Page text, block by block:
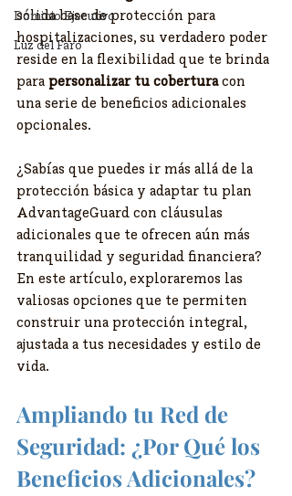
Dominio Ejecutivo
Luz del Faro
sólida base de protección para
hospitalizaciones, su verdadero poder
reside en la flexibilidad que te brinda
para personalizar tu cobertura con
una serie de beneficios adicionales
opcionales.
¿Sabías que puedes ir más allá de la
protección básica y adaptar tu plan
AdvantageGuard con cláusulas
adicionales que te ofrecen aún más
tranquilidad y seguridad financiera?
En este artículo, exploraremos las
valiosas opciones que te permiten
construir una protección integral,
ajustada a tus necesidades y estilo de
vida.
Ampliando tu Red de
Seguridad: ¿Por Qué los
Beneficios Adicionales?